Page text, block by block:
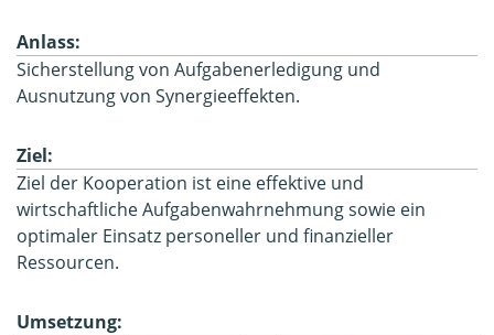
Anlass:
Sicherstellung von Aufgabenerledigung und
Ausnutzung von Synergieeffekten.
Ziel:
Ziel der Kooperation ist eine effektive und
wirtschaftliche Aufgabenwahrnehmung sowie ein
optimaler Einsatz personeller und finanzieller
Ressourcen.
Umsetzung: